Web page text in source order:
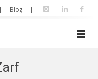
| Blog |